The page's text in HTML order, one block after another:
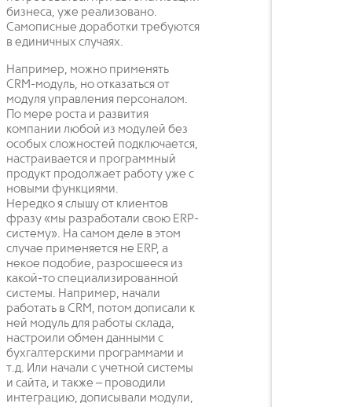
бизнеса, уже реализовано.
Самописные доработки требуются
в единичных случаях.
Например, можно применять
CRM-модуль, но отказаться от
модуля управления персоналом.
По мере роста и развития
компании любой из модулей без
особых сложностей подключается,
настраивается и программный
продукт продолжает работу уже с
новыми функциями.
Нередко я слышу от клиентов
фразу «мы разработали свою ERP-
систему». На самом деле в этом
случае применяется не ERP, а
некое подобие, разросшееся из
какой-то специализированной
системы. Например, начали
работать в CRM, потом дописали к
ней модуль для работы склада,
настроили обмен данными с
бухгалтерскими программами и
т.д. Или начали с учетной системы
и сайта, и также – проводили
интеграцию, дописывали модули,